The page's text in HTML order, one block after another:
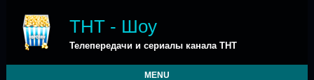
ТНТ - Шоу
Телепередачи и сериалы канала ТНТ
MENU